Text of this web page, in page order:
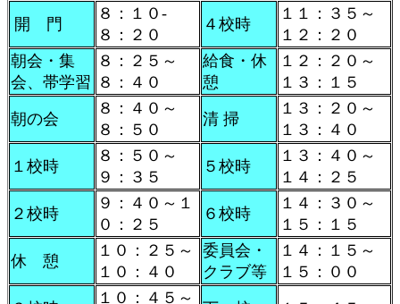
開 門
８：１０-
８：２０
４校時
１１：３５～
１２：２０
朝会・集
会、帯学習
８：２５～
８：４０
給食・休
憩
１２：２０～
１３：１５
朝の会
８：４０～
８：５０
清 掃
１３：２０～
１３：４０
１校時
８：５０～
９：３５
５校時
１３：４０～
１４：２５
２校時
９：４０～１
０：２５
６校時
１４：３０～
１５：１５
休 憩
１０：２５～
１０：４０
委員会・
クラブ等
１４：１５～
１５：００
１０：４５～